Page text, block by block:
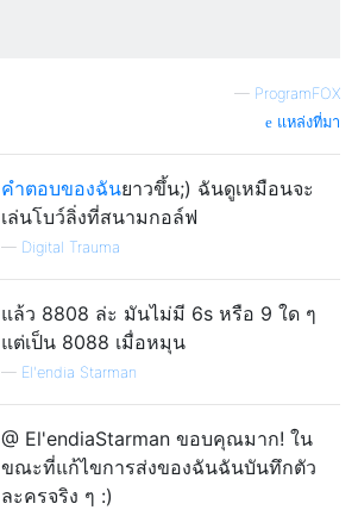
— ProgramFOX
แหล่งที่มา
คำตอบของฉันยาวขึ้น;) ฉันดูเหมือนจะ
เล่นโบว์ลิ่งที่สนามกอล์ฟ
— Digital Trauma
แล้ว 8808 ล่ะ มันไม่มี 6s หรือ 9 ใด ๆ
แต่เป็น 8088 เมื่อหมุน
— El'endia Starman
@ El'endiaStarman ขอบคุณมาก! ใน
ขณะที่แก้ไขการส่งของฉันฉันบันทึกตัว
ละครจริง ๆ :)